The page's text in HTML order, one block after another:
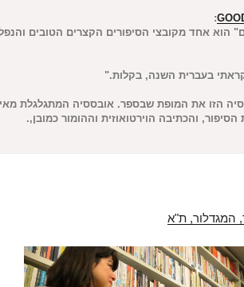
הסיפורים הקצרים הטובים והנפלאים שקראתי
בקלות."
שבספר. אובססיה המתגלגלת מאיסוף הפרטים
וההומור כמובן,.